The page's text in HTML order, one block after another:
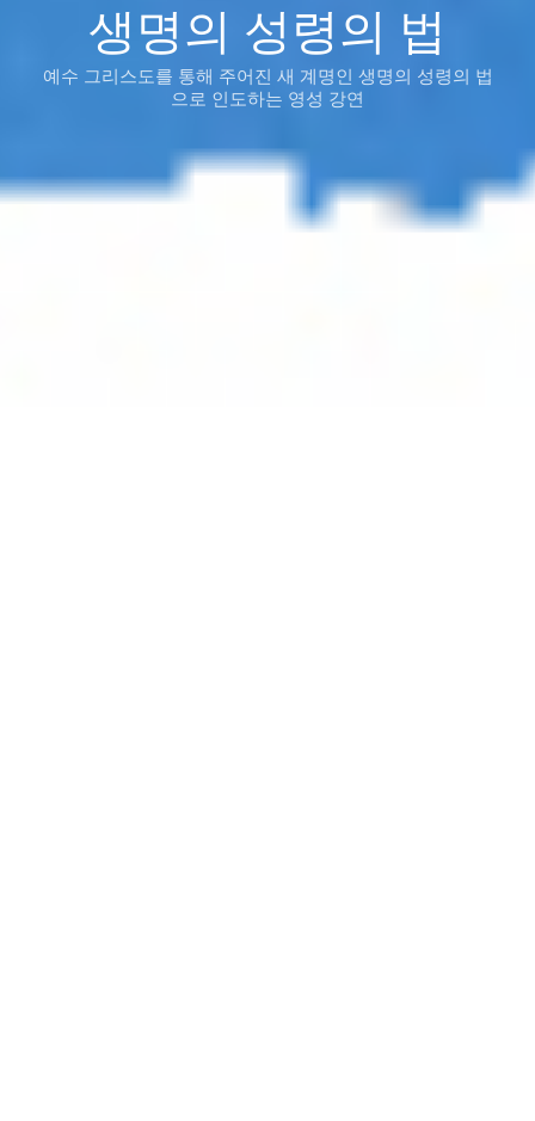
생명의 성령의 법
예수 그리스도를 통해 주어진 새 계명인 생명의 성령의 법
으로 인도하는 영성 강연